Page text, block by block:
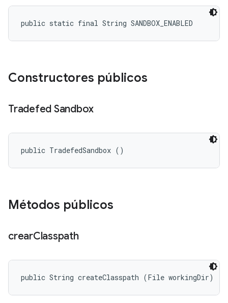
public static final String SANDBOX_ENABLED
Constructores públicos
Tradefed Sandbox
public TradefedSandbox ()
Métodos públicos
crearClasspath
public String createClasspath (File workingDir)